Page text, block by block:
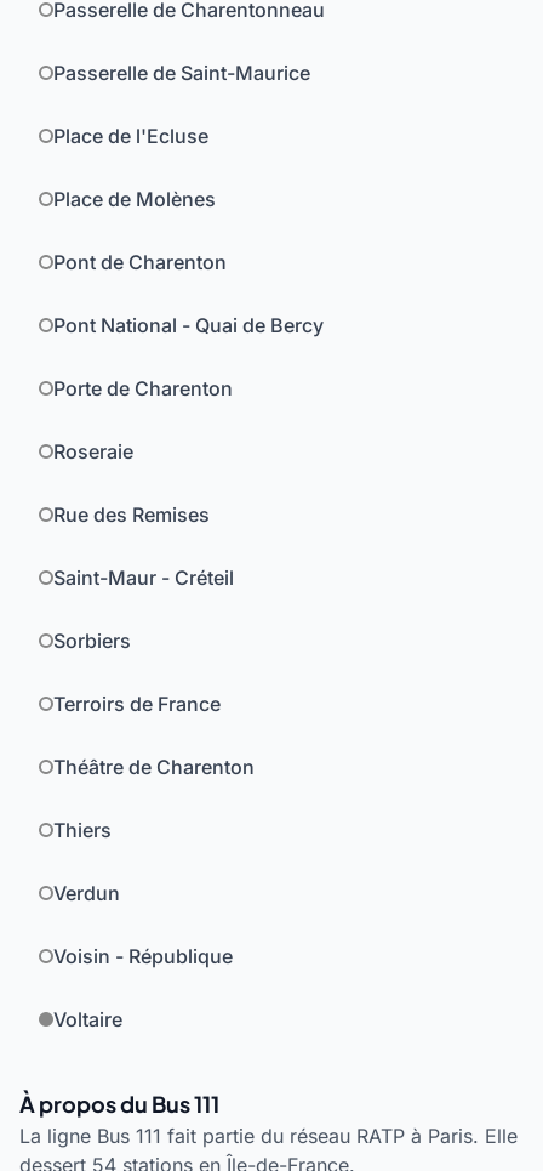
Passerelle de Charentonneau
Passerelle de Saint-Maurice
Place de l'Ecluse
Place de Molènes
Pont de Charenton
Pont National - Quai de Bercy
Porte de Charenton
Roseraie
Rue des Remises
Saint-Maur - Créteil
Sorbiers
Terroirs de France
Théâtre de Charenton
Thiers
Verdun
Voisin - République
Voltaire
À propos du Bus 111
La ligne Bus 111 fait partie du réseau RATP à Paris. Elle
dessert 54 stations en Île-de-France.